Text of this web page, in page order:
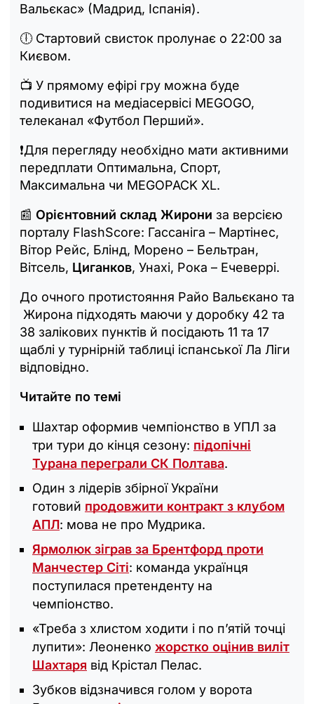
Вальєкас» (Мадрид, Іспанія).
🕕 Стартовий свисток пролунає о 22:00 за
Києвом.
📺 У прямому ефірі гру можна буде
подивитися на медіасервісі MEGOGO,
телеканал «Футбол Перший».
❗️Для перегляду необхідно мати активними
передплати Оптимальна, Спорт,
Максимальна чи MEGOPACK XL.
📰 Орієнтовний склад Жирони за версією
порталу FlashScore: Гассаніга – Мартінес,
Вітор Рейс, Блінд, Морено – Бельтран,
Вітсель, Циганков, Унахі, Рока – Ечеверрі.
До очного протистояння Райо Вальєкано та
Жирона підходять маючи у доробку 42 та
38 залікових пунктів й посідають 11 та 17
щаблі у турнірній таблиці іспанської Ла Ліги
відповідно.
Читайте по темі
Шахтар оформив чемпіонство в УПЛ за
три тури до кінця сезону: підопічні
Турана переграли СК Полтава.
Один з лідерів збірної України
готовий продовжити контракт з клубом
АПЛ: мова не про Мудрика.
Ярмолюк зіграв за Брентфорд проти
Манчестер Сіті: команда українця
поступилася претенденту на
чемпіонство.
«Треба з хлистом ходити і по п’ятій точці
лупити»: Леоненко жорстко оцінив виліт
Шахтаря від Крістал Пелас.
Зубков відзначився голом у ворота